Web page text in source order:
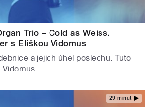
Trio – Cold as Weiss.
s Eliškou Vidomus
a jejich úhel poslechu. Tuto
Vidomus.
29 minut